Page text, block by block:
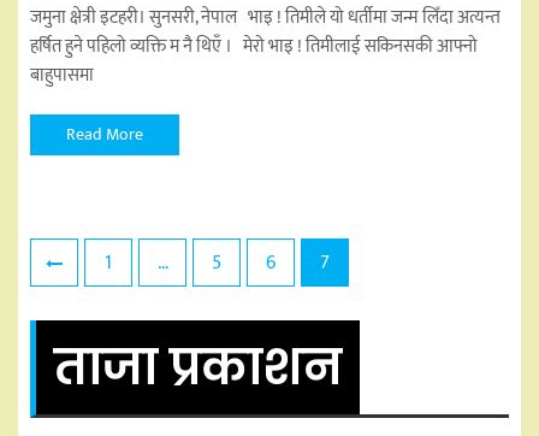
जमुना क्षेत्री इटहरी। सुनसरी, नेपाल भाइ ! तिमीले यो धर्तीमा जन्म लिँदा अत्यन्त
हर्षित हुने पहिलो व्यक्ति म नै थिएँ । मेरो भाइ ! तिमीलाई सकिनसकी आफ्नो
बाहुपासमा
Read More
Posts
pagination
1 … 5 6 7
ताजा प्रकाशन